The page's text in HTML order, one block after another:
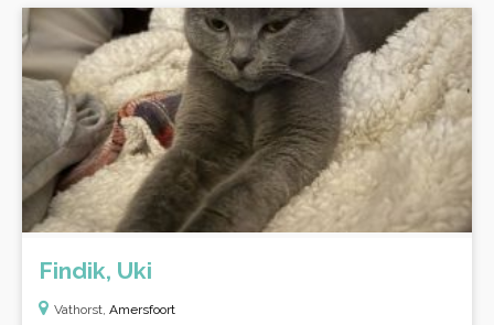
Findik, Uki
Vathorst, Amersfoort